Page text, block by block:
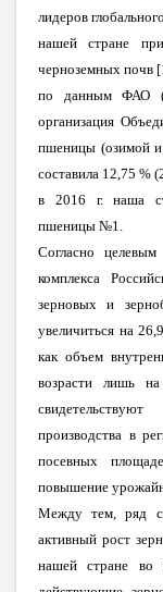
лидеров
нашей стране
черноземных почв
по данным ФАО
организация
пшеницы (озимой
составила 12,75 %
в 2016 г. наша
пшеницы №1.
Согласно целевым
комплекса
зерновых и
увеличиться на
как объем
возрасти лишь
производства в
посевных
повышение
Между тем, ряд
активный рост
нашей стране во